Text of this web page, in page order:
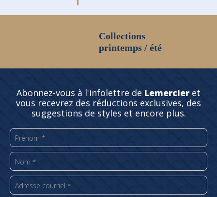
Collections
printemps / été
Abonnez-vous à l'infolettre de Lemercier et
vous recevrez des réductions exclusives, des
suggestions de styles et encore plus.